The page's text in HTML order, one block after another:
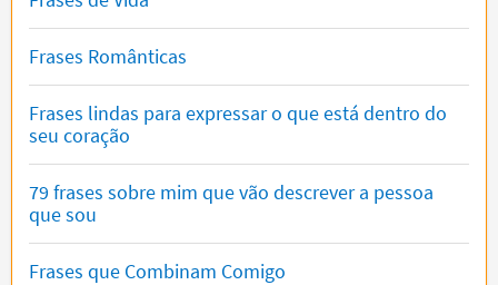
Frases Românticas
Frases lindas para expressar o que está dentro do
seu coração
79 frases sobre mim que vão descrever a pessoa
que sou
Frases que Combinam Comigo